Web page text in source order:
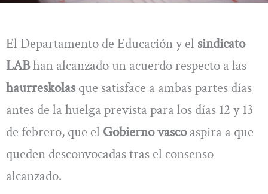
El Departamento de Educación y el sindicato
LABhan alcanzado un acuerdo respecto a las
haurreskolasque satisface a ambas partes días
antes de la huelga prevista para los días 12 y 13
de febrero, que el Gobierno vascoaspira a que
queden desconvocadas tras el consenso
alcanzado.